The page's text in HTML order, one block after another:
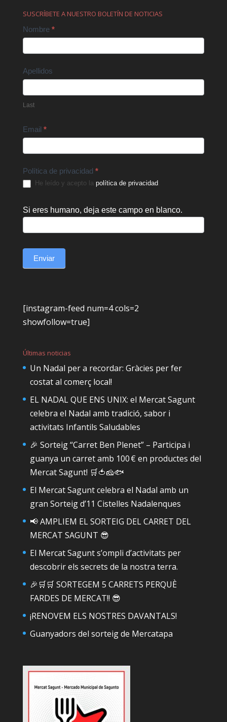
SUSCRÍBETE A NUESTRO BOLETÍN DE NOTICIAS
Contact
Nombre *
Apellidos
Last
Email *
Política de privacidad *
He leído y acepto la política de privacidad.
Si eres humano, deja este campo en blanco.
Enviar
[instagram-feed num=4 cols=2
showfollow=true]
Últimas noticias
Un Nadal per a recordar: Gràcies per fer
costat al comerç local!
EL NADAL QUE ENS UNIX: el Mercat Sagunt
celebra el Nadal amb tradició, sabor i
activitats Infantils Saludables
🎉 Sorteig “Carret Ben Plenet” – Participa i
guanya un carret amb 100 € en productes del
Mercat Sagunt! 🛒🍅🧀🐟
El Mercat Sagunt celebra el Nadal amb un
gran Sorteig d’11 Cistelles Nadalenques
📢 AMPLIEM EL SORTEIG DEL CARRET DEL
MERCAT SAGUNT 😎
El Mercat Sagunt s’ompli d’activitats per
descobrir els secrets de la nostra terra.
🎉🛒🛒 SORTEGEM 5 CARRETS PERQUÈ
FARDES DE MERCAT!! 😎
¡RENOVEM ELS NOSTRES DAVANTALS!
Guanyadors del sorteig de Mercatapa